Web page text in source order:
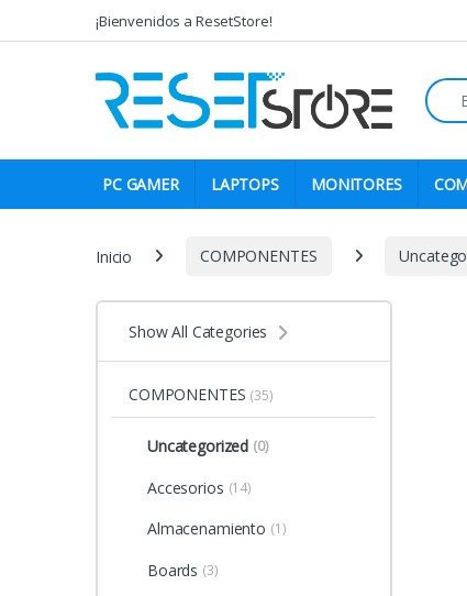
Skip to navigation
Skip to content¡Bienvenidos a ResetStore!
PC GAMER LAPTOPS MONITORES
Inicio COMPONENTES
Show All Categories
COMPONENTES (35)
Uncategorized (0)
Accesorios (14)
Almacenamiento (1)
Boards (3)